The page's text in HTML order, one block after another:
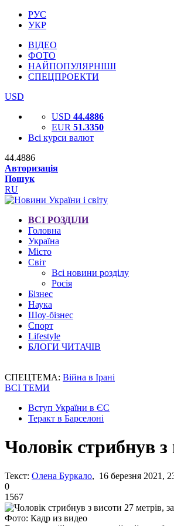
РУС
УКР
ВІДЕО
ФОТО
НАЙПОПУЛЯРНІШІ
СПЕЦПРОЕКТИ
USD
USD 44.4886
EUR 51.3350
Всі курси валют
44.4886
Авторизація
Пошук
RU
ВСІ РОЗДІЛИ
Головна
Україна
Місто
Світ
Всі новини розділу
Росія
Бізнес
Наука
Шоу-бізнес
Спорт
Lifestyle
БЛОГИ ЧИТАЧІВ
СПЕЦТЕМА: Війна в Ірані
ВСІ ТЕМИ
Вступ України в ЄС
Теракт в Барселоні
Чоловік стрибнув з
Текст: Олена Буркало, 16 березня 2021,
0
1567
Фото: Кадр из видео